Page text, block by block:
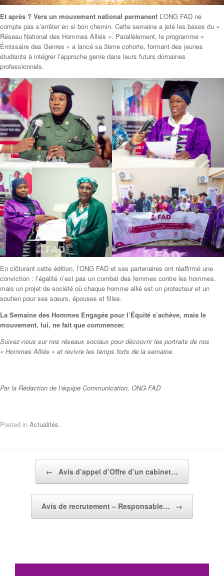
Et après ? Vers un mouvement national permanent L’ONG FAD ne
compte pas s’arrêter en si bon chemin. Cette semaine a jeté les bases du «
Réseau National des Hommes Alliés ». Parallèlement, le programme «
Émissaire des Genres » a lancé sa 3ème cohorte, formant des jeunes
étudiants à intégrer l’approche genre dans leurs futurs domaines
professionnels.
En clôturant cette édition, l’ONG FAD et ses partenaires ont réaffirmé une
conviction : l’égalité n’est pas un combat des femmes contre les hommes,
mais un projet de société où chaque homme allié est un protecteur et un
soutien pour ses sœurs, épouses et filles.
La Semaine des Hommes Engagés pour l’Équité s’achève, mais le
mouvement, lui, ne fait que commencer.
Suivez-nous sur nos réseaux sociaux pour découvrir les portraits de nos
« Hommes Alliés » et revivre les temps forts de la semaine.
Par la Rédaction de l’équipe Communication, ONG FAD
Posted in Actualités.
← Avis d’appel d’Offre d’un cabinet…
Avis de recrutement – Responsable… →